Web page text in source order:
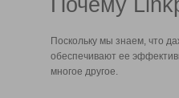
Поскольку мы знаем, что
обеспечивают ее
многое другое.